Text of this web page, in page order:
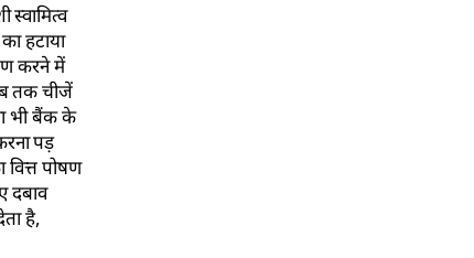
हटाया
करने में
तक चीजें
भी बैंक के
पड़
पोषण
दबाव
है,